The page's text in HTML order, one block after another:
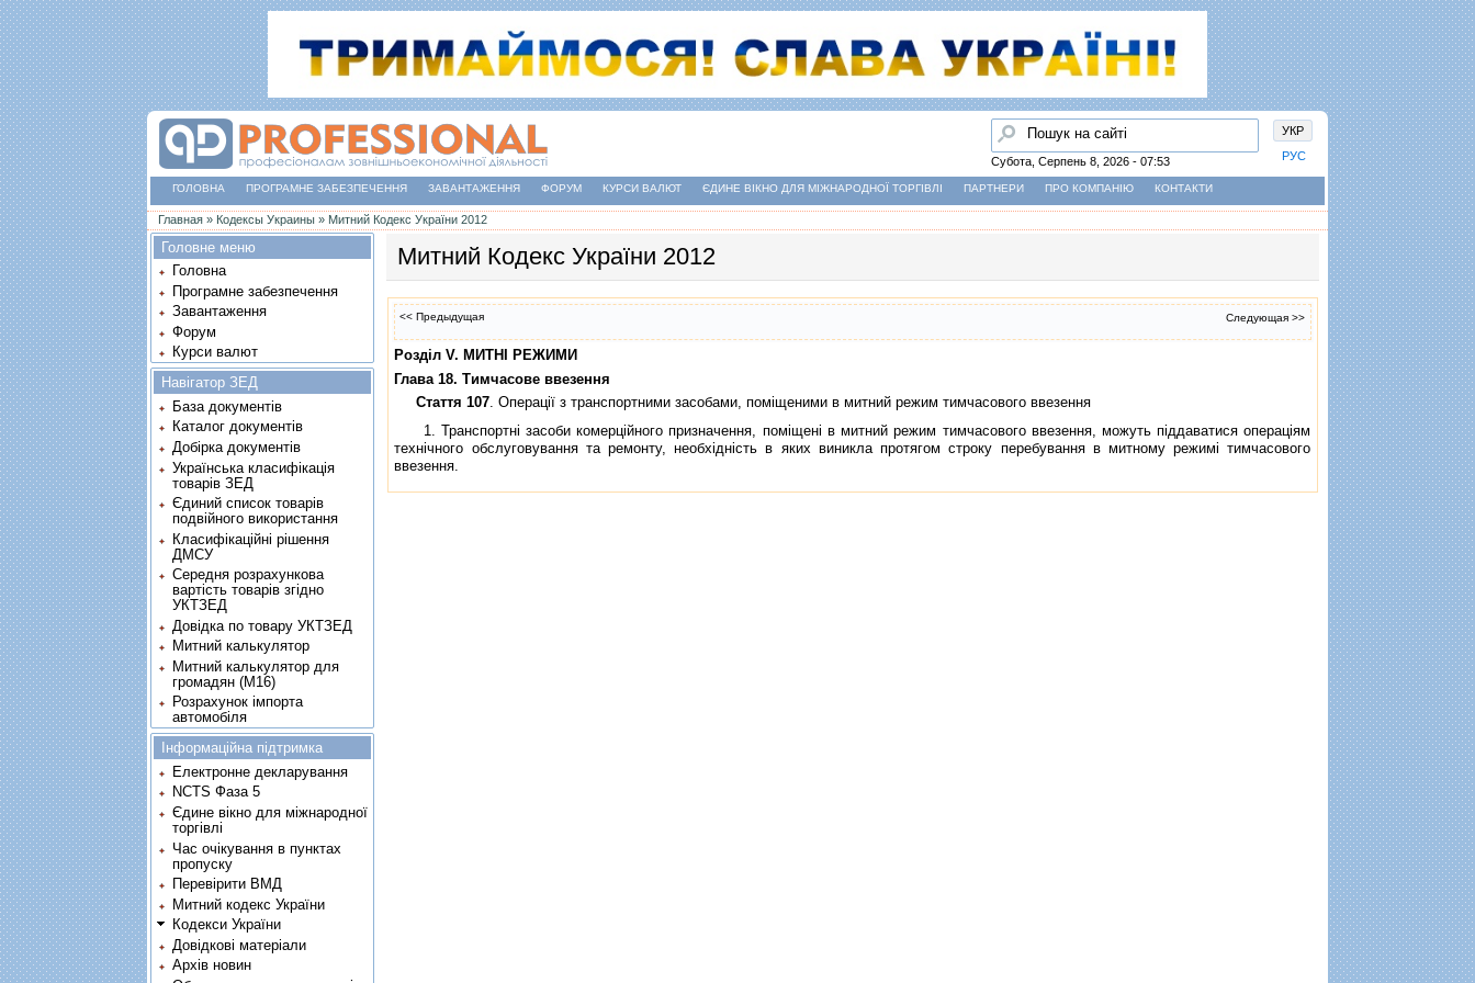
УКР
РУС
Пошук
Субота, Серпень 8, 2026 - 07:53
ГОЛОВНА ПРОГРАМНЕ ЗАБЕЗПЕЧЕННЯ ЗАВАНТАЖЕННЯ ФОРУМ КУРСИ ВАЛЮТ ЄДИНЕ ВІКНО ДЛЯ МІЖНАРОДНОЇ ТОРГІВЛІ ПАРТНЕРИ ПРО КОМПАНІЮ КОНТАКТИ
Ви є тут
Главная » Кодексы Украины » Митний Кодекс України 2012
Митний Кодекс України 2012
<< Предыдущая Следующая >>
Роздiл V. МИТНI РЕЖИМИ
Глава 18. Тимчасове ввезення
Стаття 107. Операцiї з транспортними засобами, помiщеними в митний режим тимчасового ввезення
1. Транспортнi засоби комерцiйного призначення, помiщенi в митний режим тимчасового ввезення, можуть пiддаватися операцiям
технiчного обслуговування та ремонту, необхiднiсть в яких виникла протягом строку перебування в митному режимi тимчасового
ввезення.
Головне меню
Головна
Програмне забезпечення
Завантаження
Форум
Курси валют
Навігатор ЗЕД
База документів
Каталог документів
Добірка документів
Українська класифікація
товарів ЗЕД
Єдиний список товарів
подвійного використання
Класифікаційні рішення
ДМСУ
Середня розрахункова
вартість товарів згідно
УКТЗЕД
Довідка по товару УКТЗЕД
Митний калькулятор
Митний калькулятор для
громадян (М16)
Розрахунок імпорта
автомобіля
Інформаційна підтримка
Електронне декларування
NCTS Фаза 5
Єдине вікно для міжнародної
торгівлі
Час очікування в пунктах
пропуску
Перевірити ВМД
Митний кодекс України
Кодекси України
Довідкові матеріали
Архів новин